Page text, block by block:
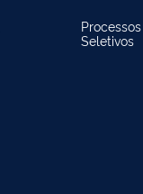
Processos
Seletivos